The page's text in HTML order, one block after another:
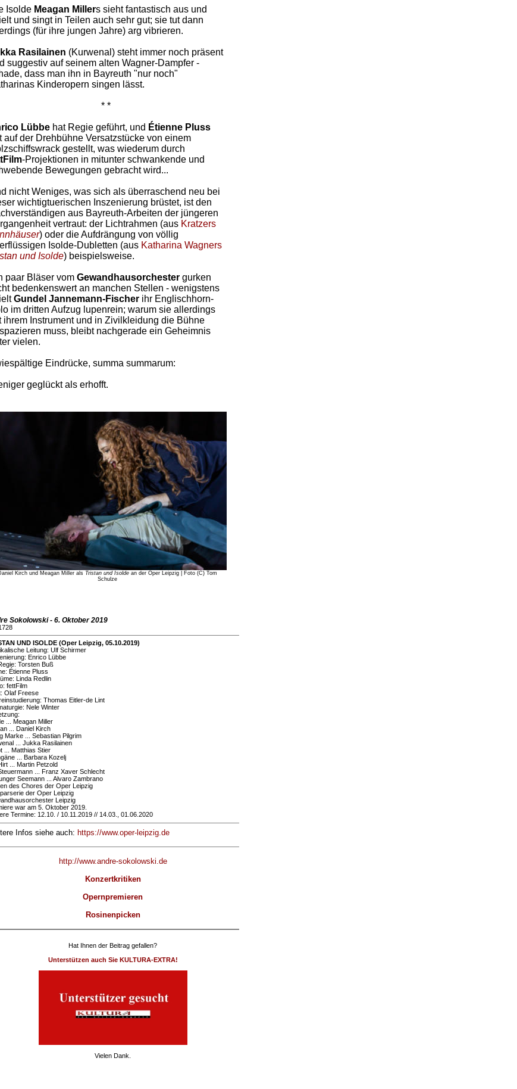
Isolde Meagan Millers sieht fantastisch aus und
und singt in Teilen auch sehr gut; sie tut dann
(für ihre jungen Jahre) arg vibrieren.
Rasilainen (Kurwenal) steht immer noch präsent
suggestiv auf seinem alten Wagner-Dampfer -
dass man ihn in Bayreuth "nur noch"
Kinderopern singen lässt.
* *
Lübbehat Regie geführt, und Étienne Pluss
auf der Drehbühne Versatzstücke von einem
gestellt, was wiederum durch
-Projektionen in mitunter schwankende und
Bewegungen gebracht wird...
nicht Weniges, was sich als überraschend neu bei
wichtigtuerischen Inszenierung brüstet, ist den
aus Bayreuth-Arbeiten der jüngeren
vertraut: der Lichtrahmen (aus Kratzers
) oder die Aufdrängung von völlig
Isolde-Dubletten (aus Katharina Wagners
und Isolde) beispielsweise.
paar Bläser vom Gewandhausorchestergurken
bedenkenswert an manchen Stellen - wenigstens
Gundel Jannemann-Fischerihr Englischhorn-
im dritten Aufzug lupenrein; warum sie allerdings
ihrem Instrument und in Zivilkleidung die Bühne
muss, bleibt nachgerade ein Geheimnis
vielen.
Eindrücke, summa summarum:
geglückt als erhofft.
Kirch und Meagan Miller als Tristan und Isolde an der Oper Leipzig | Foto (C) Tom
Schulze
Sokolowski - 6. Oktober 2019
UND ISOLDE (Oper Leipzig, 05.10.2019)
Leitung: Ulf Schirmer
Enrico Lübbe
Torsten Buß
Étienne Pluss
Linda Redlin
fettFilm
Olaf Freese
Thomas Eitler-de Lint
Nele Winter
... Meagan Miller
... Daniel Kirch
Marke ... Sebastian Pilgrim
... Jukka Rasilainen
... Matthias Stier
... Barbara Kozelj
... Martin Petzold
... Franz Xaver Schlecht
Seemann ... Alvaro Zambrano
des Chores der Oper Leipzig
der Oper Leipzig
Leipzig
war am 5. Oktober 2019.
Termine: 12.10. / 10.11.2019 // 14.03., 01.06.2020
Infos siehe auch: https://www.oper-leipzig.de
http://www.andre-sokolowski.de
Konzertkritiken
Opernpremieren
Rosinenpicken
Hat Ihnen der Beitrag gefallen?
Unterstützen auch Sie KULTURA-EXTRA!
Vielen Dank.